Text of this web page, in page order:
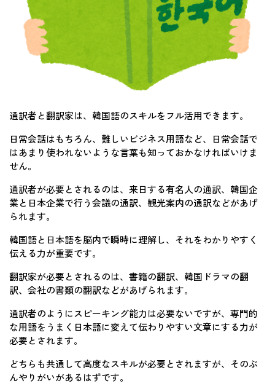
通訳者と翻訳家は、韓国語のスキルをフル活用できます。
日常会話はもちろん、難しいビジネス用語など、日常会話で
はあまり使われないような言葉も知っておかなければいけま
せん。
通訳者が必要とされるのは、来日する有名人の通訳、韓国企
業と日本企業で行う会議の通訳、観光案内の通訳などがあげ
られます。
韓国語と日本語を脳内で瞬時に理解し、それをわかりやすく
伝える力が重要です。
翻訳家が必要とされるのは、書籍の翻訳、韓国ドラマの翻
訳、会社の書類の翻訳などがあげられます。
通訳者のようにスピーキング能力は必要ないですが、専門的
な用語をうまく日本語に変えて伝わりやすい文章にする力が
必要とされます。
どちらも共通して高度なスキルが必要とされますが、そのぶ
んやりがいがあるはずです。